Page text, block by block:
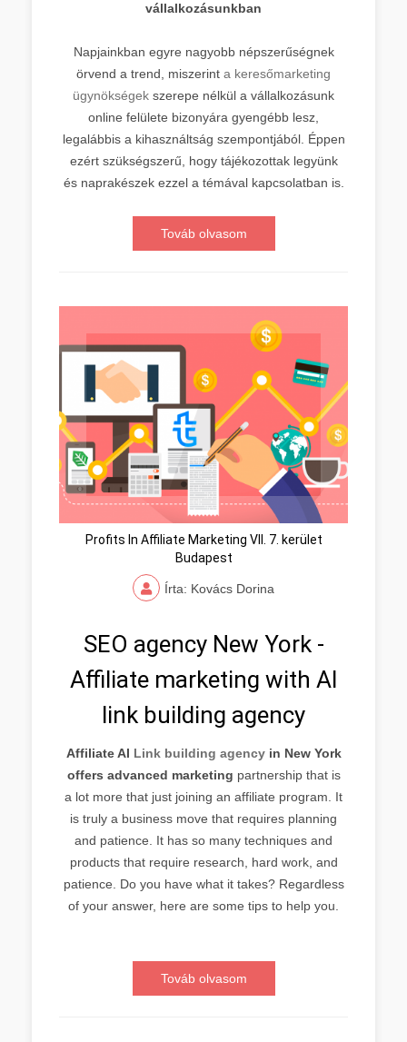
vállalkozásunkban
Napjainkban egyre nagyobb népszerűségnek
örvend a trend, miszerint a keresőmarketing
ügynökségek szerepe nélkül a vállalkozásunk
online felülete bizonyára gyengébb lesz,
legalábbis a kihasználtság szempontjából. Éppen
ezért szükségszerű, hogy tájékozottak legyünk
és naprakészek ezzel a témával kapcsolatban is.
Továb olvasom
Profits In Affiliate Marketing VII. 7. kerület
Budapest
Írta: Kovács Dorina
SEO agency New York -
Affiliate marketing with AI
link building agency
Affiliate AI Link building agencyin New York
offers advanced marketing partnership that is
a lot more that just joining an affiliate program. It
is truly a business move that requires planning
and patience. It has so many techniques and
products that require research, hard work, and
patience. Do you have what it takes? Regardless
of your answer, here are some tips to help you.
Továb olvasom